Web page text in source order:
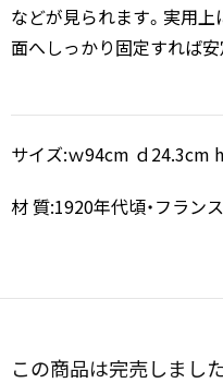
などが見られます。実用
面へしっかり固定すれば
サイズ:ｗ94cm ｄ24.3cm
材 質:1920年代頃・フランス
この商品は完売しまし